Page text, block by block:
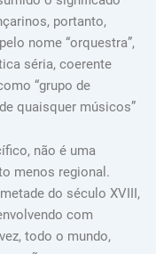
portanto,
nome “orquestra”,
séria, coerente
“grupo de
quaisquer músicos”
não é uma
menos regional.
do século XVIII,
com
todo o mundo,